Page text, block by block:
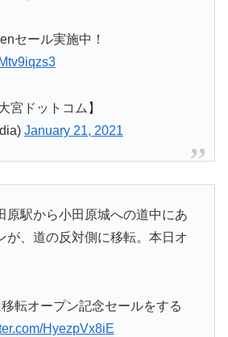
セール実施中！
宮ドットコム】
January 21, 2021
原駅から小田原城への道中にあ
が、道の反対側に移転。本日オ
転オープン記念セールをする
HyezpVx8iE